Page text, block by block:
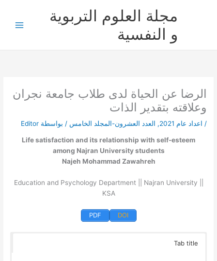
مجلة العلوم التربوية
و النفسية
الرضا عن الحياة لدى طلاب جامعة نجران
وعلاقته بتقدير الذات
/ اعداد عام 2021 , العدد العشرون-المجلد الخامس / بواسطة Editor
Life satisfaction and its relationship with self-esteem
among Najran University students
Najeh Mohammad Zawahreh
Education and Psychology Department || Najran University ||
KSA
DOI
PDF
Tab title